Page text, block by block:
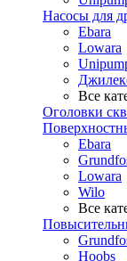
Насосы для
Ebara
Lowara
Все
Оголовки
Ebara
Lowara
Wilo
Все
Hoobs